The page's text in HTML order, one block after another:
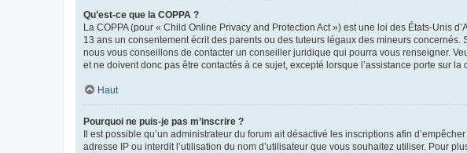
Qu’est-ce que la COPPA ?
La COPPA (pour « Child Online Privacy and Protection Act ») est une loi des États-Unis
13 ans un consentement écrit des parents ou des tuteurs légaux des mineurs
nous vous conseillons de contacter un conseiller juridique qui pourra vous renseigner.
et ne doivent donc pas être contactés à ce sujet, excepté lorsque l’assistance porte sur
Haut
Pourquoi ne puis-je pas m’inscrire ?
Il est possible qu’un administrateur du forum ait désactivé les inscriptions afin
adresse IP ou interdit l’utilisation du nom d’utilisateur que vous souhaitez utiliser. Pour